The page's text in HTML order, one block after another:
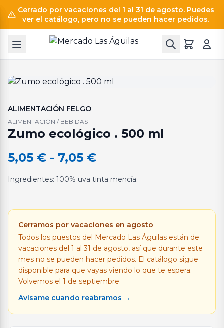
Cerrado por vacaciones del 1 al 31 de agosto. Puedes
ver el catálogo, pero no se pueden hacer pedidos.
ALIMENTACIÓN FELGO
ALIMENTACIÓN / BEBIDAS
Zumo ecológico . 500 ml
5,05 € - 7,05 €Rango
de
5,05 €
hasta
7,05 €
Ingredientes: 100% uva tinta mencía.
Cerramos por vacaciones en agosto
Todos los puestos del Mercado Las Águilas están de
vacaciones del 1 al 31 de agosto, así que durante este
mes no se pueden hacer pedidos. El catálogo sigue
disponible para que vayas viendo lo que te espera.
Volvemos el 1 de septiembre.
Avísame cuando reabramos →